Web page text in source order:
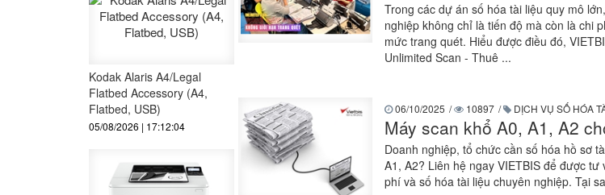
Kodak Alaris A4/Legal
Flatbed Accessory (A4,
Flatbed, USB)
05/08/2026 | 17:12:04
Trong các dự án số hóa tài liệu quy mô
nghiệp không chỉ là tiến độ mà còn là chi
mức trang quét. Hiểu được điều đó,
Unlimited Scan - Thuê ...
06/10/2025 / 10897 / DỊCH VỤ SỐ HÓA
Máy scan khổ A0, A1, A2
Doanh nghiệp, tổ chức cần số hóa hồ sơ
A1, A2? Liên hệ ngay VIETBIS để được
phí và số hóa tài liệu chuyên nghiệp. Tại